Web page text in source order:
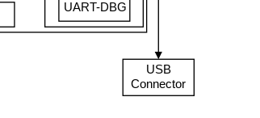
UART-DBG
USB
Connector